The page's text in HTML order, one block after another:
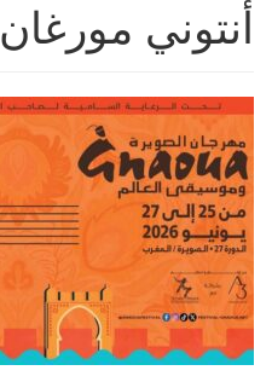
أنتوني مورغان